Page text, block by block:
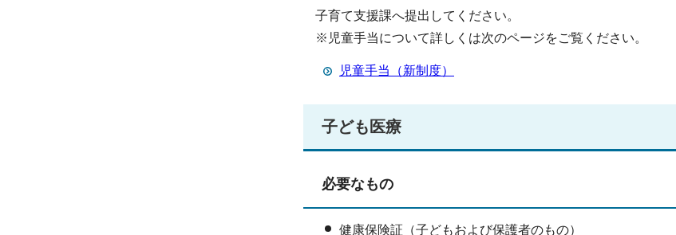
子育て支援課へ提出してください。
※児童手当について詳しくは次のページをご覧ください。
児童手当（新制度）
子ども医療
必要なもの
健康保険証（子どもおよび保護者のもの）